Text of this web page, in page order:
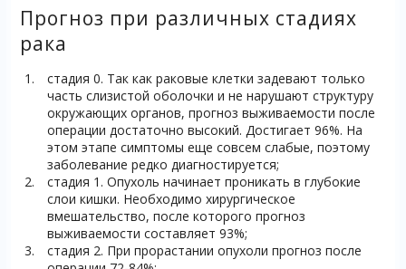
Прогноз при различных стадиях
рака
стадия 0. Так как раковые клетки задевают только
часть слизистой оболочки и не нарушают структуру
окружающих органов, прогноз выживаемости после
операции достаточно высокий. Достигает 96%. На
этом этапе симптомы еще совсем слабые, поэтому
заболевание редко диагностируется;
стадия 1. Опухоль начинает проникать в глубокие
слои кишки. Необходимо хирургическое
вмешательство, после которого прогноз
выживаемости составляет 93%;
стадия 2. При прорастании опухоли прогноз после